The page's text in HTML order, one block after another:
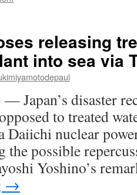
releasing
into sea via
Japan’s disaster
to treated
Daiichi nuclear
the possible
Yoshino’s
→